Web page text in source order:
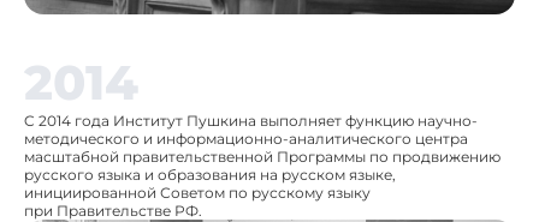
2014
C 2014 года Институт Пушкина выполняет функцию научно-
методического и информационно-аналитического центра
масштабной правительственной Программы по продвижению
русского языка и образования на русском языке,
инициированной Советом по русскому языку
при Правительстве РФ.